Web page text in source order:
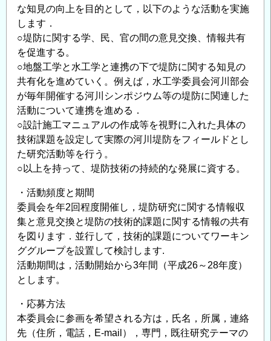
な知見の向上を目的として，以下のような活動を実施
します．
○堤防に関する学、民、官の間の意見交換、情報共有
を促進する。
○地盤工学と水工学と連携の下で堤防に関する知見の
共有化を進めていく。例えば，水工学委員会河川部会
が毎年開催する河川シンポジウム等の堤防に関連した
活動について連携を進める．
○設計施工マニュアルの作成等を視野に入れた具体の
技術課題を設定して実際の河川堤防をフィールドとし
た研究活動等を行う。
○以上を持って、堤防技術の持続的な発展に資する。
・活動頻度と期間
委員会を年2回程度開催し，堤防研究に関する情報収
集と意見交換と堤防の技術的課題に関する情報の共有
を図ります．並行して，技術的課題についてワーキン
ググループを設置して検討します.
活動期間は，活動開始から3年間（平成26～28年度）
とします。
・応募方法
本委員会に参画を希望される方は，氏名，所属，連絡
先（住所，電話，E-mail），専門，既往研究テーマの